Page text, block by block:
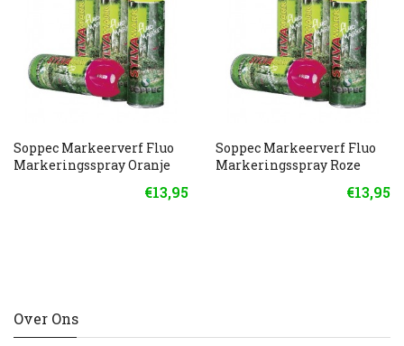
Soppec Markeerverf Fluo
Markeringsspray Oranje
€13,95
Soppec Markeerverf Fluo
Markeringsspray Roze
€13,95
Over Ons